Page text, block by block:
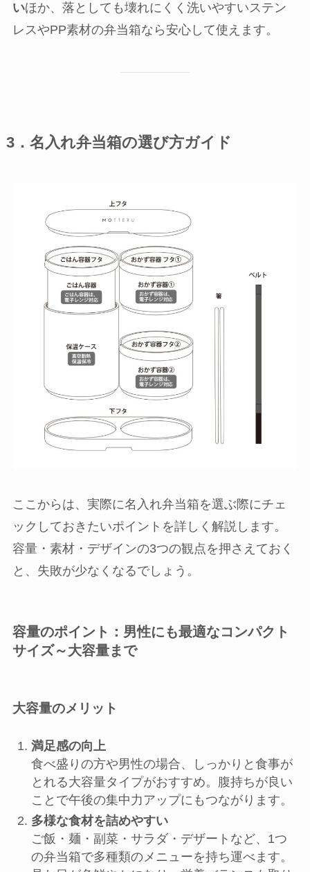
いほか、落としても壊れにくく洗いやすいステン
レスやPP素材の弁当箱なら安心して使えます。
3．名入れ弁当箱の選び方ガイド
ここからは、実際に名入れ弁当箱を選ぶ際にチェ
ックしておきたいポイントを詳しく解説します。
容量・素材・デザインの3つの観点を押さえておく
と、失敗が少なくなるでしょう。
容量のポイント：男性にも最適なコンパクト
サイズ～大容量まで
大容量のメリット
満足感の向上
食べ盛りの方や男性の場合、しっかりと食事が
とれる大容量タイプがおすすめ。腹持ちが良い
ことで午後の集中力アップにもつながります。
多様な食材を詰めやすい
ご飯・麺・副菜・サラダ・デザートなど、1つ
の弁当箱で多種類のメニューを持ち運べます。